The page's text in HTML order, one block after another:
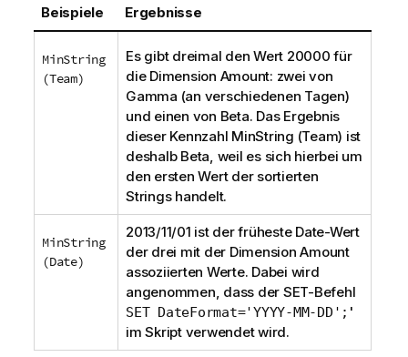
Beispiele Ergebnisse
MinString
(Team)
Es gibt dreimal den Wert 20000 für
die Dimension Amount: zwei von
Gamma (an verschiedenen Tagen)
und einen von Beta. Das Ergebnis
dieser Kennzahl MinString (Team) ist
deshalb Beta, weil es sich hierbei um
den ersten Wert der sortierten
Strings handelt.
MinString
(Date)
2013/11/01 ist der früheste Date-Wert
der drei mit der DimensionAmount
assoziierten Werte. Dabei wird
angenommen, dass der SET-Befehl
SET DateFormat='YYYY-MM-DD'; '
im Skript verwendet wird.